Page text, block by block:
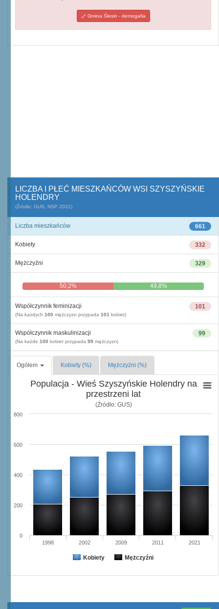
Gmina Ślesin - demogafia
LICZBA I PŁEĆ MIESZKAŃCÓW WSI SZYSZYŃSKIE
HOLENDRY
(Źródło: GUS, NSP 2021)
661
Liczba mieszkańców
332
Kobiety
329
Mężczyźni
50,2% 49,8%
101
Współczynnik feminizacji
(Na każdych 100 mężczyzn przypada 101 kobiet)
99
Współczynnik maskulinizacji
(Na każde 100 kobiet przypada 99 mężczyzn)
Ogółem Kobiety (%) Mężczyźni (%)
Populacja - Wieś Szyszyńskie Holendry na
przestrzeni lat
(Źródło: GUS)
Kobiety Mężczyźni
1998 2002 2009 2011 2021
0
200
400
600
800